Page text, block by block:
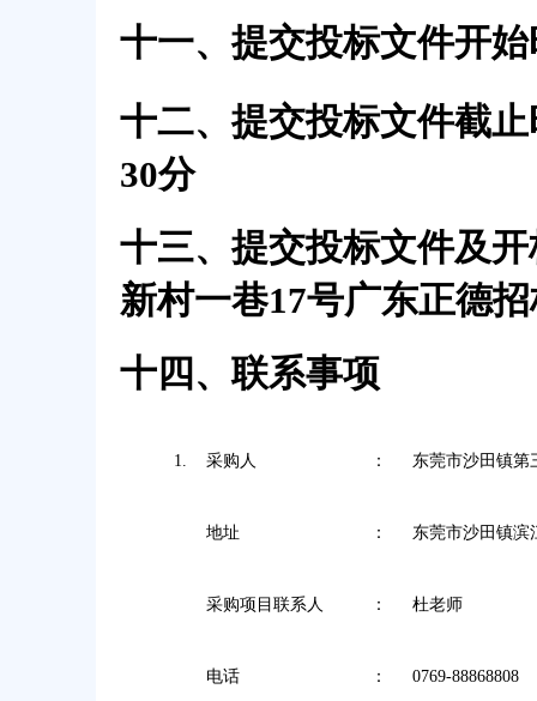
十一、提交投标文件开
十二、提交投标文件截
30分
十三、提交投标文件及
新村一巷17号广东正德
十四、联系事项
1. 采购人 ： 东莞市沙田镇第
地址 ： 东莞市沙田镇滨
采购项目联系人 ： 杜老师
电话 ： 0769-88868808